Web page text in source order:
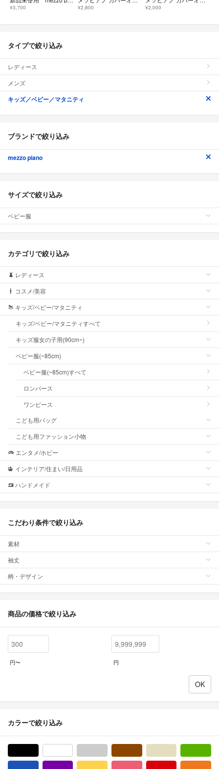
¥3,700 ¥2,800 ¥2,000
タイプで絞り込み
レディース
メンズ
キッズ／ベビー／マタニティ
ブランドで絞り込み
mezzo piano
サイズで絞り込み
ベビー服
カテゴリで絞り込み
レディース
コスメ/美容
キッズ/ベビー/マタニティ
キッズ/ベビー/マタニティすべて
キッズ服女の子用(90cm~)
ベビー服(~85cm)
ベビー服(~85cm)すべて
ロンパース
ワンピース
こども用バッグ
こども用ファッション小物
エンタメ/ホビー
インテリア/住まい/日用品
ハンドメイド
こだわり条件で絞り込み
素材
袖丈
柄・デザイン
商品の価格で絞り込み
円〜 円
カラーで絞り込み